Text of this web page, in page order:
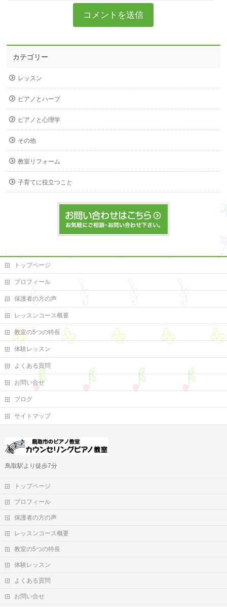
カテゴリー
レッスン
ピアノとハープ
ピアノと心理学
その他
教室リフォーム
子育てに役立つこと
トップページ
プロフィール
保護者の方の声
レッスンコース概要
教室の5つの特長
体験レッスン
よくある質問
お問い合せ
ブログ
サイトマップ
鳥取駅より徒歩7分
トップページ
プロフィール
保護者の方の声
レッスンコース概要
教室の5つの特長
体験レッスン
よくある質問
お問い合せ